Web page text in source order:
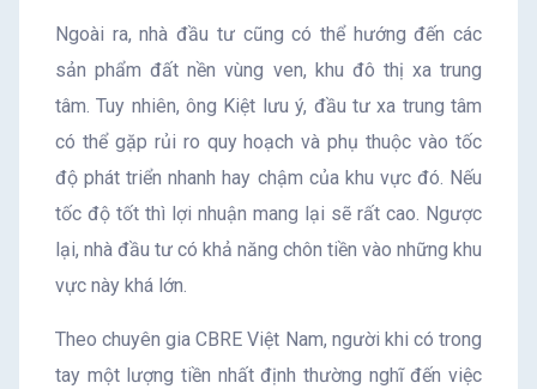
Ngoài ra, nhà đầu tư cũng có thể hướng đến các
sản phẩm đất nền vùng ven, khu đô thị xa trung
tâm. Tuy nhiên, ông Kiệt lưu ý, đầu tư xa trung tâm
có thể gặp rủi ro quy hoạch và phụ thuộc vào tốc
độ phát triển nhanh hay chậm của khu vực đó. Nếu
tốc độ tốt thì lợi nhuận mang lại sẽ rất cao. Ngược
lại, nhà đầu tư có khả năng chôn tiền vào những khu
vực này khá lớn.
Theo chuyên gia CBRE Việt Nam, người khi có trong
tay một lượng tiền nhất định thường nghĩ đến việc